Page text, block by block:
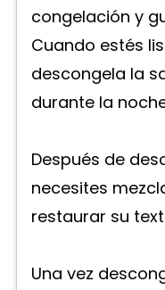
congelación y
Cuando estés
descongela la
durante la
Después de
necesites
restaurar su
Una vez